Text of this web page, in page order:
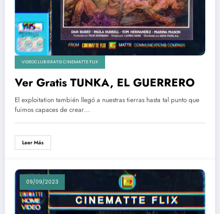
VIDEOCLUB GRATIS CINEMATTE FLIX
Ver Gratis TUNKA, EL GUERRERO
El exploitation también llegó a nuestras tierras hasta tal punto que
fuimos capaces de crear…
Leer Más
09/09/2023